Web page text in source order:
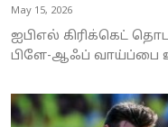
May 15, 2026
ஐபிஎல் கிரிக்கெட்
பிளே-ஆஃப் வாய்ப்பை